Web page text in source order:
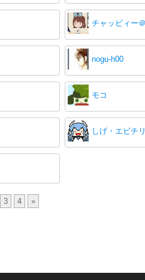
nogu-h00
モコ
しげ・エビチリ
3 4 »